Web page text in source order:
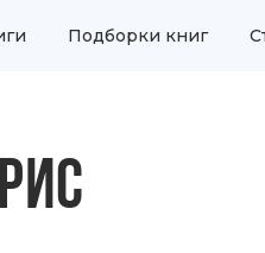
Подборки книг